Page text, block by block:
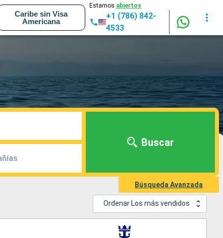
Caribe sin Visa
Americana
Estamos abiertos
+1 (786) 842-
4533
Buscar
Búsqueda Avanzada
Ordenar Los más vendidos